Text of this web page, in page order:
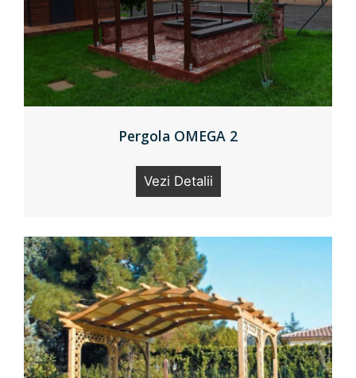
Pergola OMEGA 2
Vezi Detalii